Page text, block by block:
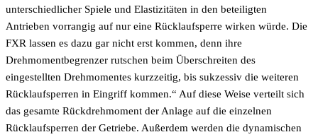
unterschiedlicher Spiele und Elastizitäten in den beteiligten
Antrieben vorrangig auf nur eine Rücklaufsperre wirken würde. Die
FXR lassen es dazu gar nicht erst kommen, denn ihre
Drehmomentbegrenzer rutschen beim Überschreiten des
eingestellten Drehmomentes kurzzeitig, bis sukzessiv die weiteren
Rücklaufsperren in Eingriff kommen.“ Auf diese Weise verteilt sich
das gesamte Rückdrehmoment der Anlage auf die einzelnen
Rücklaufsperren der Getriebe. Außerdem werden die dynamischen